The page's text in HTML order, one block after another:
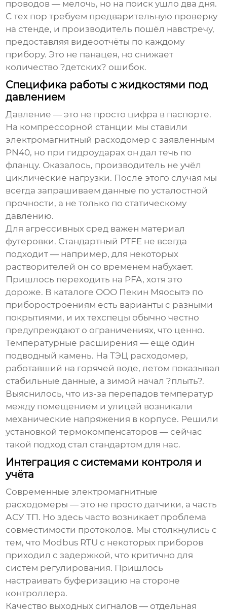
проводов — мелочь, но на поиск ушло два дня.
С тех пор требуем предварительную проверку
на стенде, и производитель пошёл навстречу,
предоставляя видеоотчёты по каждому
прибору. Это не панацея, но снижает
количество ?детских? ошибок.
Специфика работы с жидкостями под
давлением
Давление — это не просто цифра в паспорте.
На компрессорной станции мы ставили
электромагнитный расходомер с заявленным
PN40, но при гидроударах он дал течь по
фланцу. Оказалось, производитель не учёл
циклические нагрузки. После этого случая мы
всегда запрашиваем данные по усталостной
прочности, а не только по статическому
давлению.
Для агрессивных сред важен материал
футеровки. Стандартный PTFE не всегда
подходит — например, для некоторых
растворителей он со временем набухает.
Пришлось переходить на PFA, хотя это
дороже. В каталоге ООО Пекин Мяосытэ по
приборостроениям есть варианты с разными
покрытиями, и их техспецы обычно честно
предупреждают о ограничениях, что ценно.
Температурные расширения — ещё один
подводный камень. На ТЭЦ расходомер,
работавший на горячей воде, летом показывал
стабильные данные, а зимой начал ?плыть?.
Выяснилось, что из-за перепадов температур
между помещением и улицей возникали
механические напряжения в корпусе. Решили
установкой термокомпенсаторов — сейчас
такой подход стал стандартом для нас.
Интеграция с системами контроля и
учёта
Современныеэлектромагнитные
расходомеры — это не просто датчики, а часть
АСУ ТП. Но здесь часто возникает проблема
совместимости протоколов. Мы столкнулись с
тем, что Modbus RTU с некоторых приборов
приходил с задержкой, что критично для
систем регулирования. Пришлось
настраивать буферизацию на стороне
контроллера.
Качество выходных сигналов — отдельная